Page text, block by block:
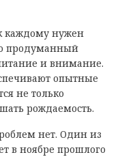
каждому нужен
продуманный
и внимание.
опытные
не только
рождаемость.
нет. Один из
в ноябре прошлого